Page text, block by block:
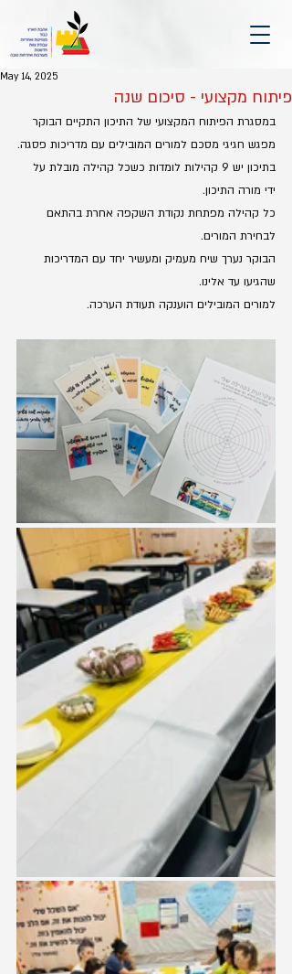
פיתוח מקצועי - סיכום שנה
May 14, 2025
במסגרת הפיתוח המקצועי של התיכון התקיים הבוקר
מפגש חגיגי מסכם למורים המובילים עם מדריכות פסגה.
בתיכון יש 9 קהילות לומדות כשכל קהילה מובלת על
ידי מורה התיכון.
כל קהילה מפתחת נקודת השקפה אחרת בהתאם
לבחירת המורים.
הבוקר נערך שיח מעמיק ומעשיר יחד עם המדריכות
שהגיעו עד אלינו.
למורים המובילים הוענקה תעודת הערכה.